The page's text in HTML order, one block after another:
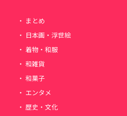
まとめ
日本画・浮世絵
着物・和服
和雑貨
和菓子
エンタメ
歴史・文化